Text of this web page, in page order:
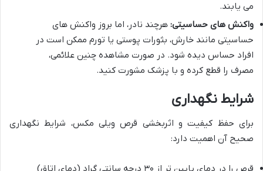
می یابند.
واکنش های حساسیتی: هرچند نادر، اما بروز واکنش های
حساسیتی مانند خارش، بثورات پوستی یا تورم ممکن است در
افراد حساس دیده شود. در صورت مشاهده چنین علائمی،
مصرف را قطع کرده و با پزشک مشورت کنید.
شرایط نگهداری
برای حفظ کیفیت و اثربخشی قرص ویلی مکس، شرایط نگهداری
صحیح آن اهمیت دارد:
قرص را در دمای پایین تر از ۳۰ درجه سانتی گراد (دمای اتاق)